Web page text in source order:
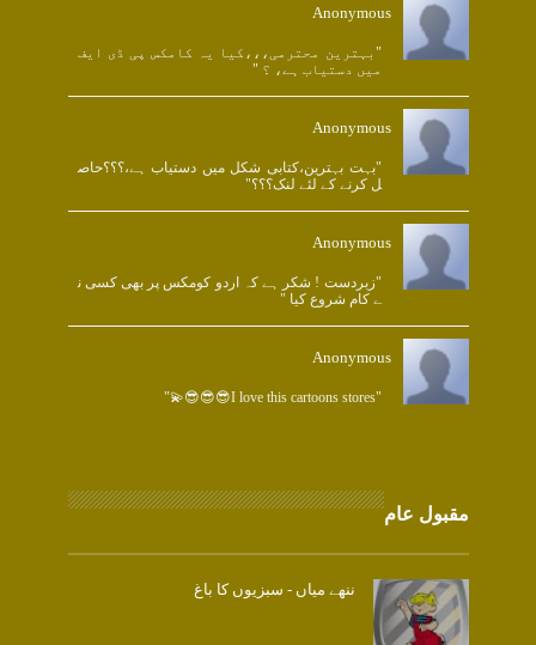
Anonymous
"بہترین محترمی،،،کیا یہ کامکس پی ڈی ایف
میں دستیاب ہے، ؟ "
Anonymous
"بہت بہترین،کتابی شکل میں دستیاب ہے،؟؟؟حاص
ل کرنے کے لئے لنک؟؟؟"
Anonymous
"زبردست ! شکر ہے کہ اردو کومکس پر بھی کسی ن
ے کام شروع کیا "
Anonymous
"I love this cartoons stores😎😎😎💫"
مقبول عام
ننھے میاں - سبزیوں کا باغ